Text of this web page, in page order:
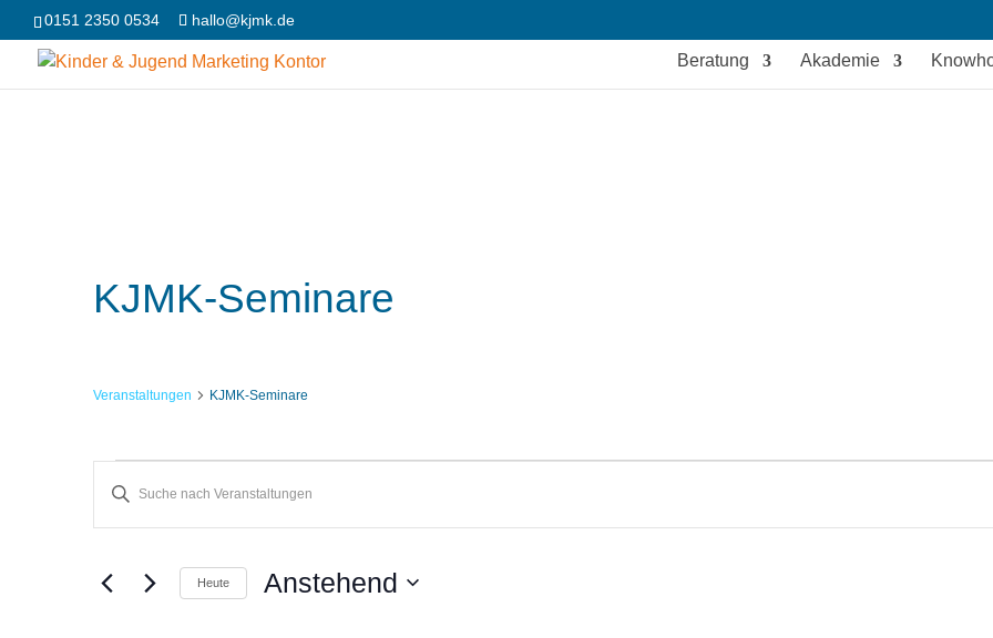
0151 2350 0534 hallo@kjmk.de
Beratung Akademie
KJMK-Seminare
Veranstaltungen KJMK-Seminare
Veranstaltungen
Veranstaltungen
und
Bitte
nach
Heute Anstehend